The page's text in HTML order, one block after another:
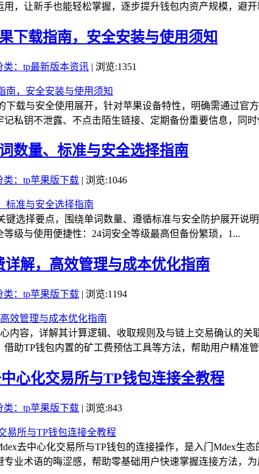
，让新手也能轻松掌握，逐步提升钱包内资产规模，避
下载指南，安全安装与使用须知
类：tp最新版本资讯 | 浏览:1351
下载与安全使用展开，针对苹果设备特性，明确需通过
私钥不泄露、不点击陌生链接、定期备份重要信息，同时
数量、标准与安全选择指南
类：tp苹果版下载 | 浏览:1046
键选择要点，围绕单词数量、遵循标准与安全防护展开说
级与使用便捷性：24词安全等级最高但备份繁琐，1...
解，高效管理与成本优化指南
类：tp苹果版下载 | 浏览:1194
内容，详解其计算逻辑、收取规则及与链上交易确认的
助TP钱包内置的矿工费预估工具等方法，帮助用户精准
心化交易所与TP钱包连接全教程
类：tp苹果版下载 | 浏览:843
去中心化交易所与TP钱包的连接操作，是入门Mdex生
业术语的晦涩感，帮助零基础用户快速掌握连接方法，为